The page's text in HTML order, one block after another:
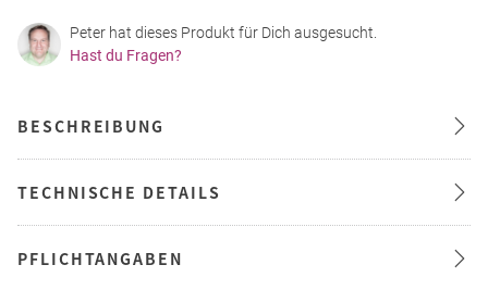
Peter hat dieses Produkt für Dich ausgesucht.
Hast du Fragen?
BESCHREIBUNG
TECHNISCHE DETAILS
PFLICHTANGABEN